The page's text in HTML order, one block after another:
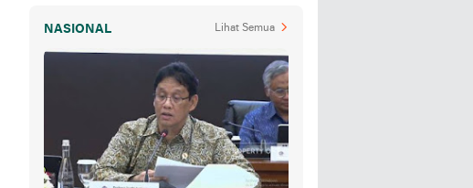
NASIONAL Lihat Semua